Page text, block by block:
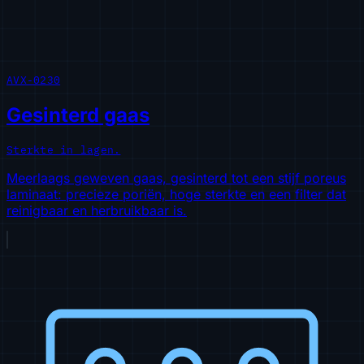
AVX-0230
Gesinterd gaas
Sterkte in lagen.
Meerlaags geweven gaas, gesinterd tot een stijf poreus
laminaat: precieze poriën, hoge sterkte en een filter dat
reinigbaar en herbruikbaar is.